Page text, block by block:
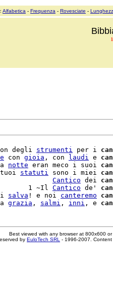
: Alfabetica - Frequenza - Rovesciate -
degli strumenti per i
con gioia , con laudi e
notte eran meco i suoi
statuti sono i miei
Cantico dei
1 ~Il Cantico de'
salva ! e noi canteremo
grazia , salmi , inni , e
Best viewed with any browser at 800x600
by EuloTech SRL - 1996-2007.